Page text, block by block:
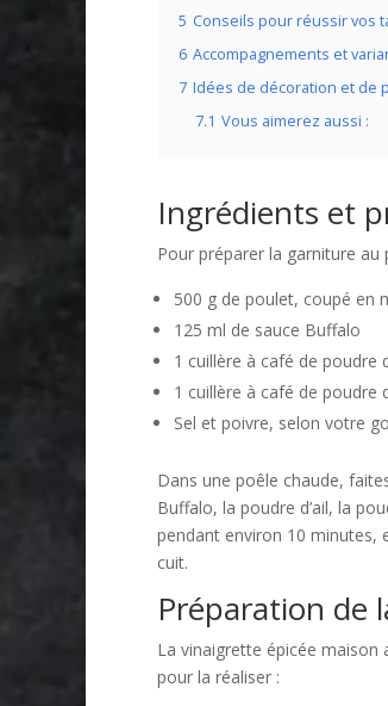
5 Conseils pour réussir vos
6 Accompagnements et
7 Idées de décoration et de
7.1 Vous aimerez aussi :
Ingrédients et
Pour préparer la garniture
500 g de poulet, coupé en
125 ml de sauce Buffalo
1 cuillère à café de poudre
1 cuillère à café de poudre
Sel et poivre, selon votre
Dans une poêle chaude,
Buffalo, la poudre d’ail, la
pendant environ 10 minutes,
cuit.
Préparation de
La vinaigrette épicée maison
pour la réaliser :